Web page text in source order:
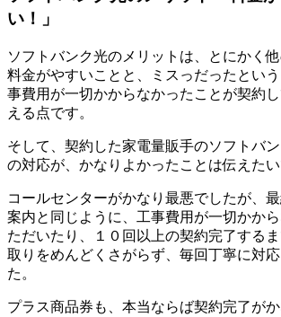
い！」
ソフトバンク光のメリットは、とにかく
料金がやすいことと、ミスっだったとい
事費用が一切かからなかったことが契約
える点です。
そして、契約した家電量販手のソフトバ
の対応が、かなりよかったことは伝えたい
コールセンターがかなり最悪でしたが、
案内と同じように、工事費用が一切かか
ただいたり、１０回以上の契約完了する
取りをめんどくさがらず、毎回丁寧に対
た。
プラス商品券も、本当ならば契約完了が